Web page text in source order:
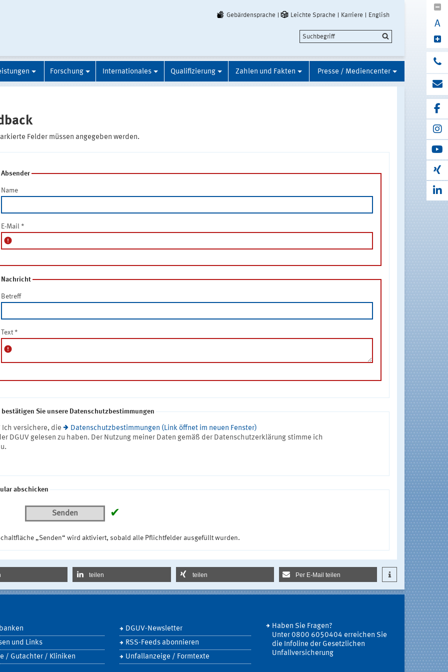
Gebärdensprache Leichte Sprache Karriere English
A
Forschung Internationales Qualifizierung Zahlen und Fakten Presse / Mediencenter
Felder müssen angegeben werden.
Absender
Name
E-Mail *
error
Nachricht
Betreff
Text *
error
Sie unsere Datenschutzbestimmungen
Ich versichere, die
Datenschutzbestimmungen (Link öffnet im neuen Fenster)
DGUV gelesen zu haben. Der Nutzung meiner Daten gemäß der Datenschutzerklärung stimme ich
abschicken
Senden ✔
„Senden“ wird aktiviert, sobald alle Pflichtfelder ausgefüllt wurden.
teilen teilen Per E-Mail teilen
und Links
/ Gutachter / Kliniken
DGUV-Newsletter
RSS-Feeds abonnieren
Unfallanzeige / Formtexte
Haben Sie Fragen?
Unter 0800 6050404 erreichen Sie
die Infoline der Gesetzlichen
Unfallversicherung